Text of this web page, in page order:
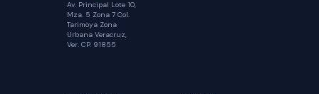
Av. Principal Lote 10,
Mza. 5 Zona 7 Col.
Tarimoya Zona
Urbana Veracruz,
Ver. CP. 91855